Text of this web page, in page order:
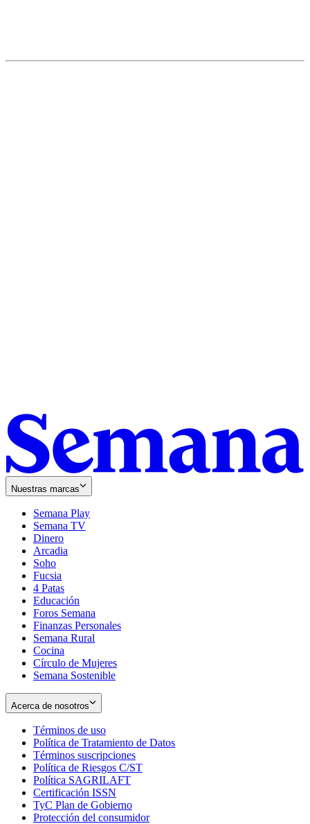
Nuestras marcas
Semana Play
Semana TV
Dinero
Arcadia
Soho
in
new
window
Fucsia
in
new
window
4 Patas
Educación
Foros Semana
Finanzas Personales
Semana Rural
Cocina
Círculo de Mujeres
Semana Sostenible
Acerca de nosotros
Términos de uso
in
new
window
Política de Tratamiento de Datos
Términos suscripciones
in
Política de Riesgos C/ST
Política SAGRILAFT
new
window
Certificación ISSN
in
new
TyC Plan de Gobierno
in
Protección del consumidorOpens